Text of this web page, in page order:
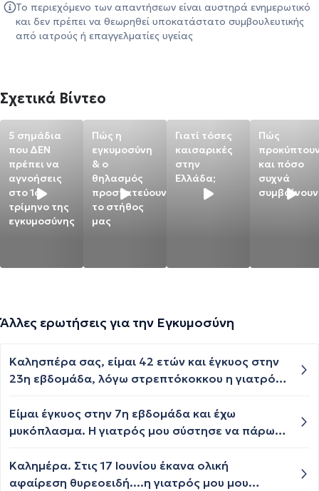
Το περιεχόμενο των απαντήσεων είναι αυστηρά ενημερωτικό
και δεν πρέπει να θεωρηθεί υποκατάστατο συμβουλευτικής
από ιατρούς ή επαγγελματίες υγείας
Σχετικά Βίντεο
5 σημάδια
που ΔΕΝ
πρέπει να
αγνοήσεις
στο 1ο
τρίμηνο της
εγκυμοσύνης
Πώς η
εγκυμοσύνη
& ο
θηλασμός
προστατεύουν
το στήθος
μας
Γιατί τόσες
καισαρικές
στην
Ελλάδα;
Πώς
και πόσο
συχνά
Άλλες ερωτήσεις για την Εγκυμοσύνη
Καλησπέρα σας, είμαι 42 ετών και έγκυος στην
23η εβδομάδα, λόγω στρεπτόκοκκου η γιατρός
είναι ακίνδυνη για το έμβρυο;; Σας ευχαριστώ
πολύ.
Είμαι έγκυος στην 7η εβδομάδα και έχω
μυκόπλασμα. Η γιατρός μου σύστησε να πάρω
αποτελεσματική. Δεν υπάρχει άλλη αντιβίωση
που να είναι αποτελεσματική και να
Καλημέρα. Στις 17 Ιουνίου έκανα ολική
αφαίρεση θυρεοειδή....η γιατρός μου μου